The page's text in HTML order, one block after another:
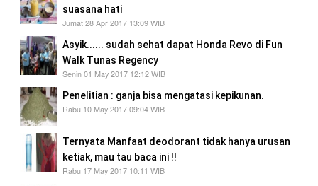
suasana hati
Jumat 28 Apr 2017 13:09 WIB
Asyik...... sudah sehat dapat Honda Revo di Fun
Walk Tunas Regency
Senin 01 May 2017 12:12 WIB
Penelitian : ganja bisa mengatasi kepikunan.
Rabu 10 May 2017 09:04 WIB
Ternyata Manfaat deodorant tidak hanya urusan
ketiak, mau tau baca ini !!
Rabu 17 May 2017 10:11 WIB